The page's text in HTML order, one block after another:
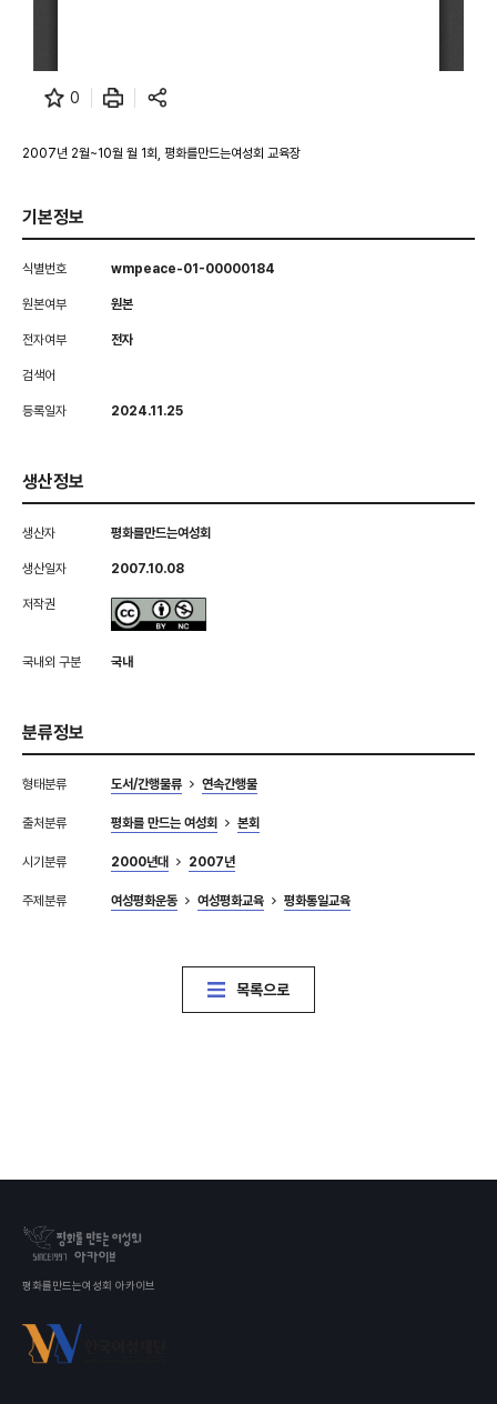
0
2007년 2월~10월 월 1회, 평화를만드는여성회 교육장
기본정보
식별번호 wmpeace-01-00000184
원본여부 원본
전자여부 전자
검색어
등록일자 2024.11.25
생산정보
생산자 평화를만드는여성회
생산일자 2007.10.08
저작권
국내외 구분 국내
분류정보
형태분류 도서/간행물류 연속간행물
출처분류 평화를 만드는 여성회 본회
시기분류 2000년대 2007년
주제분류 여성평화운동 여성평화교육 평화통일교육
목록으로
평화를만드는여성회 아카이브